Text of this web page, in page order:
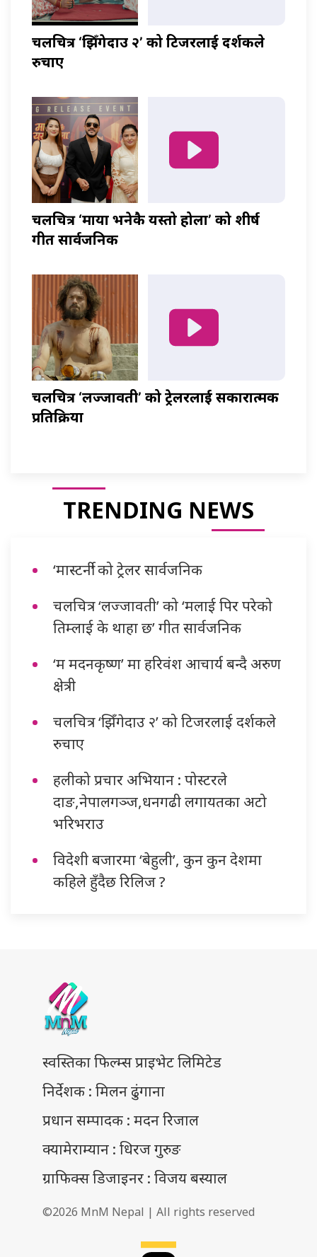
चलचित्र ‘झिँगेदाउ २’ को टिजरलाई दर्शकले
रुचाए
चलचित्र ‘माया भनेकै यस्तो होला’ को शीर्ष
गीत सार्वजनिक
चलचित्र ‘लज्जावती’ को ट्रेलरलाई सकारात्मक
प्रतिक्रिया
TRENDING NEWS
‘मास्टर्नी’ को ट्रेलर सार्वजनिक
चलचित्र ‘लज्जावती’ को ‘मलाई पिर परेको
तिम्लाई के थाहा छ’ गीत सार्वजनिक
‘म मदनकृष्ण’ मा हरिवंश आचार्य बन्दै अरुण
क्षेत्री
चलचित्र ‘झिँगेदाउ २’ को टिजरलाई दर्शकले
रुचाए
हलीको प्रचार अभियान : पोस्टरले
दाङ,नेपालगञ्ज,धनगढी लगायतका अटो
भरिभराउ
विदेशी बजारमा ‘बेहुली’, कुन कुन देशमा
कहिले हुँदैछ रिलिज ?
स्वस्तिका फिल्म्स प्राइभेट लिमिटेड
निर्देशक : मिलन ढुंगाना
प्रधान सम्पादक : मदन रिजाल
क्यामेराम्यान : धिरज गुरुङ
ग्राफिक्स डिजाइनर : विजय बस्याल
©2026 MnM Nepal | All rights reserved